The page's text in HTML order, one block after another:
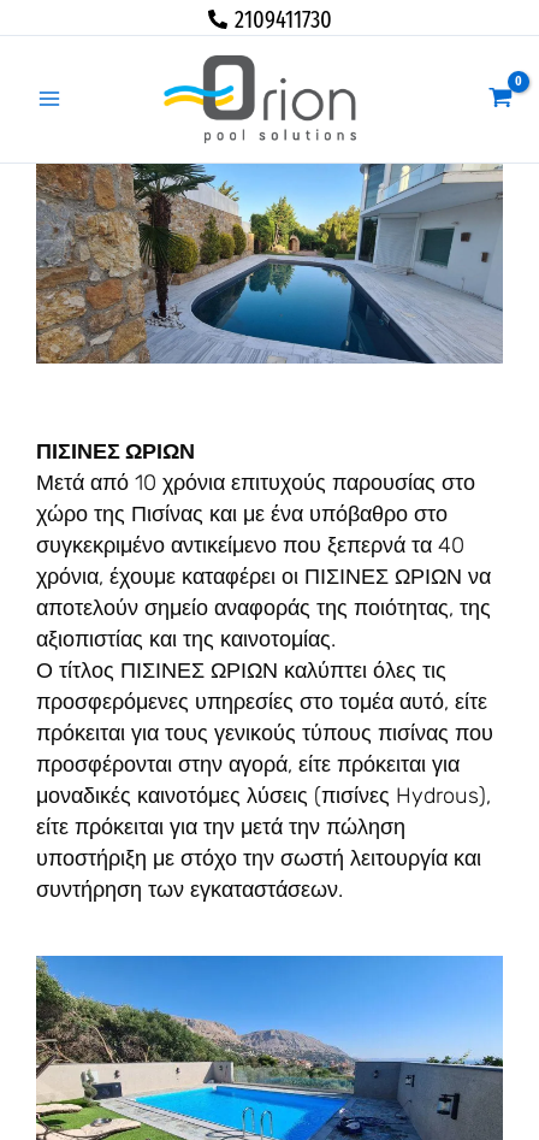
2109411730
ΠΙΣΙΝΕΣ ΩΡΙΩΝ
Μετά από 10 χρόνια επιτυχούς παρουσίας στο
χώρο της Πισίνας και με ένα υπόβαθρο στο
συγκεκριμένο αντικείμενο που ξεπερνά τα 40
χρόνια, έχουμε καταφέρει οι ΠΙΣΙΝΕΣ ΩΡΙΩΝ να
αποτελούν σημείο αναφοράς της ποιότητας, της
αξιοπιστίας και της καινοτομίας.
Ο τίτλος ΠΙΣΙΝΕΣ ΩΡΙΩΝ καλύπτει όλες τις
προσφερόμενες υπηρεσίες στο τομέα αυτό, είτε
πρόκειται για τους γενικούς τύπους πισίνας που
προσφέρονται στην αγορά, είτε πρόκειται για
μοναδικές καινοτόμες λύσεις (πισίνες Hydrous),
είτε πρόκειται για την μετά την πώληση
υποστήριξη με στόχο την σωστή λειτουργία και
συντήρηση των εγκαταστάσεων.